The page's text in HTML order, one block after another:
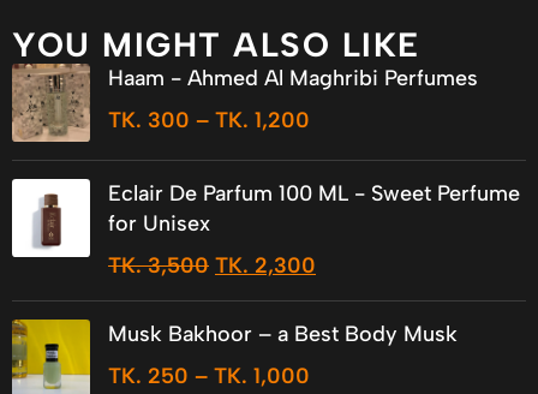
YOU MIGHT ALSO LIKE
Haam - Ahmed Al Maghribi Perfumes
TK. 300 – TK. 1,200
Eclair De Parfum 100 ML - Sweet Perfume
for Unisex
TK.3,500 TK. 2,300
Musk Bakhoor – a Best Body Musk
TK. 250 – TK. 1,000